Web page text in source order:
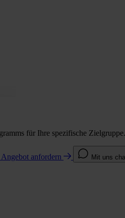
für Ihre spezifische Zielgruppe.
Angebot anfordern Mit uns